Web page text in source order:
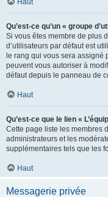
Haut
Qu’est-ce qu’un « groupe
Si vous êtes membre de plus
d’utilisateurs par défaut est
le rang qui vous sera assigné
peuvent vous autoriser à
défaut depuis le panneau de
Haut
Qu’est-ce que le lien «
Cette page liste les membres
administrateurs et les
supplémentaires tels que les
Haut
Messagerie privée